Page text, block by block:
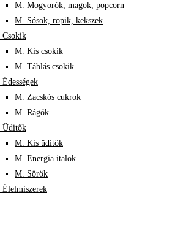
M. Mogyorók, magok, popcorn
M. Sósok, ropik, kekszek
Csokik
M. Kis csokik
M. Táblás csokik
M. Zacskós cukrok
M. Rágók
Üditők
M. Kis üditők
M. Energia italok
M. Sörök